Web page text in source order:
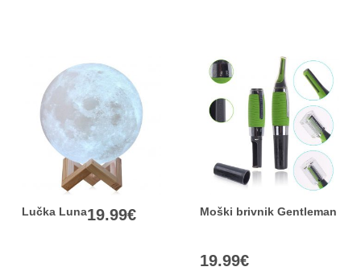
Lučka Luna19.99€ Moški brivnik Gentleman
19.99€